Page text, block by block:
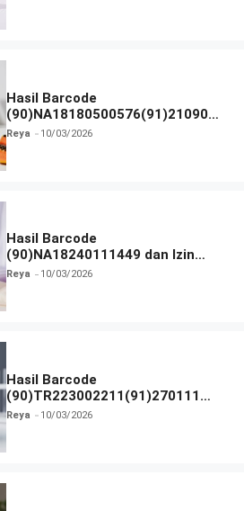
Hasil Barcode
(90)NA18180500576(91)210906
dan Izin BPOM
Reya 10/03/2026
Hasil Barcode
(90)NA18240111449 dan Izin
BPOM
Reya 10/03/2026
Hasil Barcode
(90)TR223002211(91)270111
dan Izin BPOM
Reya 10/03/2026